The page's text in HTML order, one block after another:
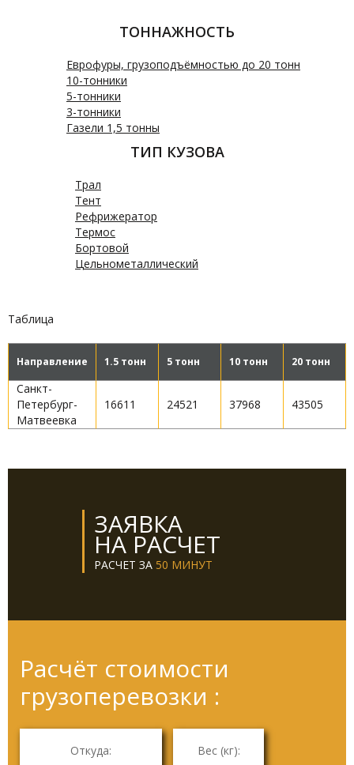
ТОННАЖНОСТЬ
Еврофуры, грузоподъёмностью до 20 тонн
10-тонники
5-тонники
3-тонники
Газели 1,5 тонны
ТИП КУЗОВА
Трал
Тент
Рефрижератор
Термос
Бортовой
Цельнометаллический
Таблица
Направление 1.5 тонн 5 тонн 10 тонн 20 тонн
Санкт-
Петербург-
Матвеевка
16611 24521 37968 43505
ЗАЯВКА
НА РАСЧЕТ
РАСЧЕТ ЗА 50 МИНУТ
Расчёт стоимости
грузоперевозки :